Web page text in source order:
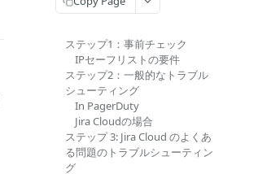
ステップ1：事前チェック
IPセーフリストの要件
ステップ2：一般的なトラブル
シューティング
In PagerDuty
Jira Cloudの場合
ステップ 3: Jira Cloud のよくあ
る問題のトラブルシューティン
グ